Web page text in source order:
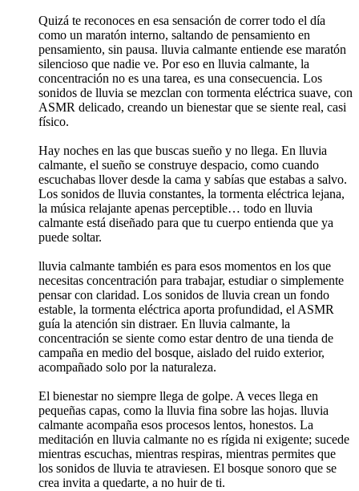
Quizá te reconoces en esa sensación de correr todo el día
como un maratón interno, saltando de pensamiento en
pensamiento, sin pausa. lluvia calmante entiende ese maratón
silencioso que nadie ve. Por eso en lluvia calmante, la
concentración no es una tarea, es una consecuencia. Los
sonidos de lluvia se mezclan con tormenta eléctrica suave, con
ASMR delicado, creando un bienestar que se siente real, casi
físico.
Hay noches en las que buscas sueño y no llega. En lluvia
calmante, el sueño se construye despacio, como cuando
escuchabas llover desde la cama y sabías que estabas a salvo.
Los sonidos de lluvia constantes, la tormenta eléctrica lejana,
la música relajante apenas perceptible… todo en lluvia
calmante está diseñado para que tu cuerpo entienda que ya
puede soltar.
lluvia calmante también es para esos momentos en los que
necesitas concentración para trabajar, estudiar o simplemente
pensar con claridad. Los sonidos de lluvia crean un fondo
estable, la tormenta eléctrica aporta profundidad, el ASMR
guía la atención sin distraer. En lluvia calmante, la
concentración se siente como estar dentro de una tienda de
campaña en medio del bosque, aislado del ruido exterior,
acompañado solo por la naturaleza.
El bienestar no siempre llega de golpe. A veces llega en
pequeñas capas, como la lluvia fina sobre las hojas. lluvia
calmante acompaña esos procesos lentos, honestos. La
meditación en lluvia calmante no es rígida ni exigente; sucede
mientras escuchas, mientras respiras, mientras permites que
los sonidos de lluvia te atraviesen. El bosque sonoro que se
crea invita a quedarte, a no huir de ti.